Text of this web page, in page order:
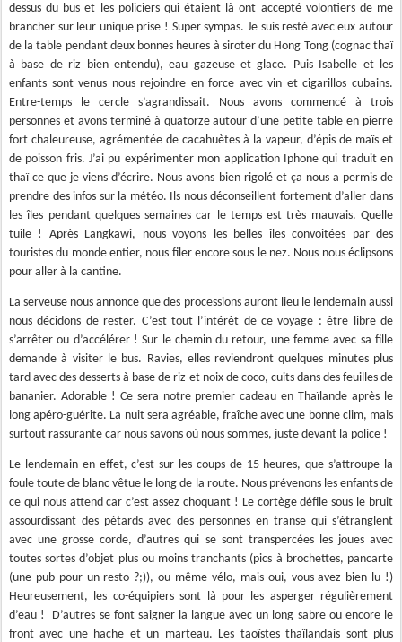
dessus du bus et les policiers qui étaient là ont accepté volontiers de me
brancher sur leur unique prise ! Super sympas. Je suis resté avec eux autour
de la table pendant deux bonnes heures à siroter du Hong Tong (cognac thaï
à base de riz bien entendu), eau gazeuse et glace. Puis Isabelle et les
enfants sont venus nous rejoindre en force avec vin et cigarillos cubains.
Entre-temps le cercle s’agrandissait. Nous avons commencé à trois
personnes et avons terminé à quatorze autour d’une petite table en pierre
fort chaleureuse, agrémentée de cacahuètes à la vapeur, d’épis de maïs et
de poisson fris. J’ai pu expérimenter mon application Iphone qui traduit en
thaï ce que je viens d’écrire. Nous avons bien rigolé et ça nous a permis de
prendre des infos sur la météo. Ils nous déconseillent fortement d’aller dans
les îles pendant quelques semaines car le temps est très mauvais. Quelle
tuile ! Après Langkawi, nous voyons les belles îles convoitées par des
touristes du monde entier, nous filer encore sous le nez. Nous nous éclipsons
pour aller à la cantine.
La serveuse nous annonce que des processions auront lieu le lendemain aussi
nous décidons de rester. C’est tout l’intérêt de ce voyage : être libre de
s’arrêter ou d’accélérer ! Sur le chemin du retour, une femme avec sa fille
demande à visiter le bus. Ravies, elles reviendront quelques minutes plus
tard avec des desserts à base de riz et noix de coco, cuits dans des feuilles de
bananier. Adorable ! Ce sera notre premier cadeau en Thaïlande après le
long apéro-guérite. La nuit sera agréable, fraîche avec une bonne clim, mais
surtout rassurante car nous savons où nous sommes, juste devant la police !
Le lendemain en effet, c’est sur les coups de 15 heures, que s’attroupe la
foule toute de blanc vêtue le long de la route. Nous prévenons les enfants de
ce qui nous attend car c’est assez choquant ! Le cortège défile sous le bruit
assourdissant des pétards avec des personnes en transe qui s’étranglent
avec une grosse corde, d’autres qui se sont transpercées les joues avec
toutes sortes d’objet plus ou moins tranchants (pics à brochettes, pancarte
(une pub pour un resto ?;)), ou même vélo, mais oui, vous avez bien lu !)
Heureusement, les co-équipiers sont là pour les asperger régulièrement
d’eau !
D’autres se font saigner la langue avec un long sabre ou encore le
front avec une hache et un marteau. Les taoïstes thaïlandais sont plus